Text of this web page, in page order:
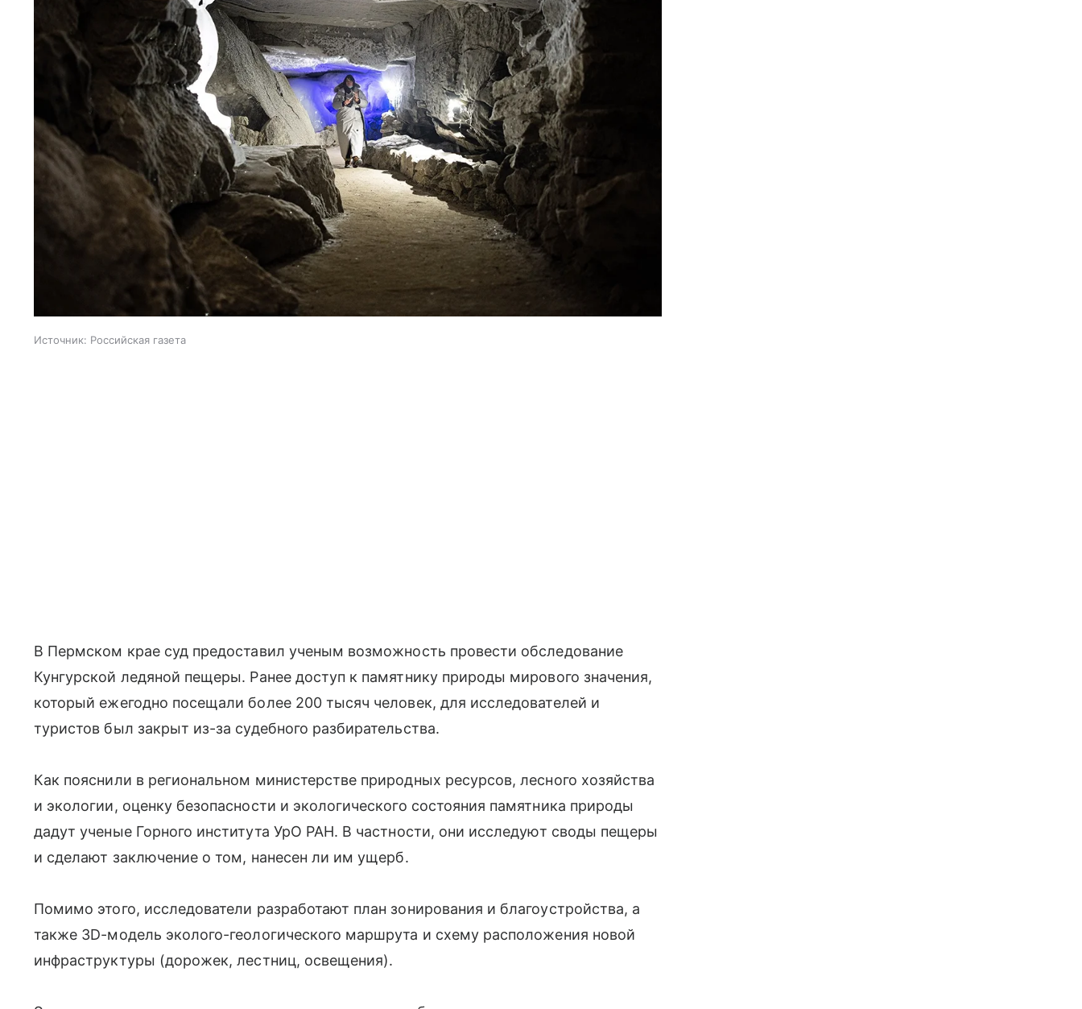
Источник: Российская газета
В Пермском крае суд предоставил ученым возможность провести обследование
Кунгурской ледяной пещеры. Ранее доступ к памятнику природы мирового значения,
который ежегодно посещали более 200 тысяч человек, для исследователей и
туристов был закрыт из-за судебного разбирательства.
Как пояснили в региональном министерстве природных ресурсов, лесного хозяйства
и экологии, оценку безопасности и экологического состояния памятника природы
дадут ученые Горного института УрО РАН. В частности, они исследуют своды пещеры
и сделают заключение о том, нанесен ли им ущерб.
Помимо этого, исследователи разработают план зонирования и благоустройства, а
также 3D-модель эколого-геологического маршрута и схему расположения новой
инфраструктуры (дорожек, лестниц, освещения).